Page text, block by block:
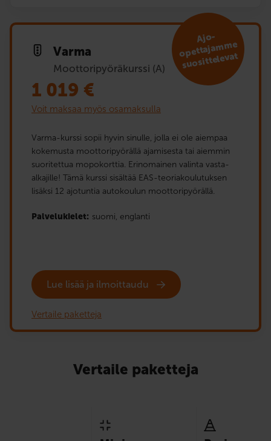
Varma
Moottoripyöräkurssi (A)
Ajo-
opettaja
m
me
suosit­te­levat
1 019 €
Voit maksaa myös osamaksulla
Varma-kurssi sopii hyvin sinulle, jolla ei ole aiempaa
kokemusta moottoripyörällä ajamisesta tai aiemmin
suoritettua mopokorttia. Erinomainen valinta vasta-
alkajille! Tämä kurssi sisältää EAS-teoriakoulutuksen
lisäksi 12 ajotuntia autokoulun moottoripyörällä.
Palvelukielet: suomi, englanti
Lue lisää ja ilmoittaudu
Vertaile paketteja
Vertaile paketteja